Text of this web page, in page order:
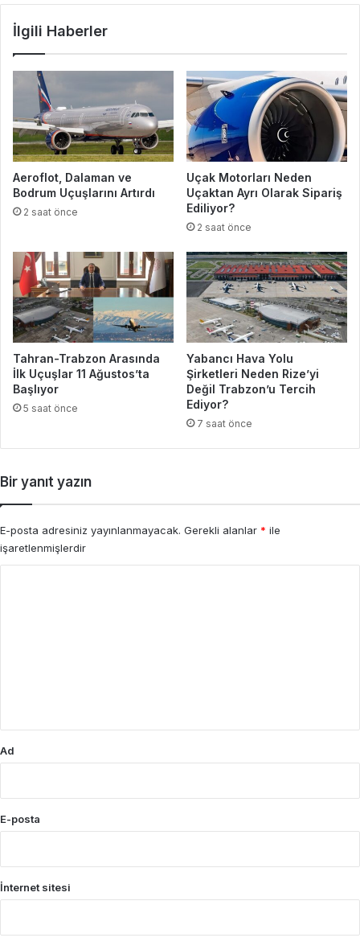
İlgili Haberler
Aeroflot, Dalaman ve
Bodrum Uçuşlarını Artırdı
2 saat önce
Uçak Motorları Neden
Uçaktan Ayrı Olarak Sipariş
Ediliyor?
2 saat önce
Tahran-Trabzon Arasında
İlk Uçuşlar 11 Ağustos’ta
Başlıyor
5 saat önce
Yabancı Hava Yolu
Şirketleri Neden Rize’yi
Değil Trabzon’u Tercih
Ediyor?
7 saat önce
Bir yanıt yazın
E-posta adresiniz yayınlanmayacak. Gerekli alanlar * ile
işaretlenmişlerdir
Ad
E-posta
İnternet sitesi